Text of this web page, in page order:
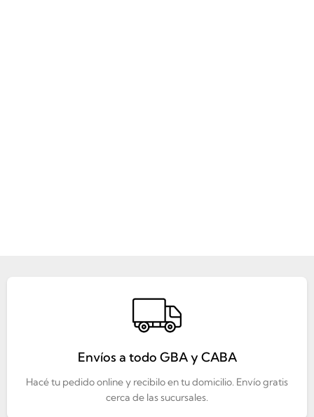
Envíos a todo GBA y CABA
Hacé tu pedido online y recibilo en tu domicilio. Envío gratis
cerca de las sucursales.